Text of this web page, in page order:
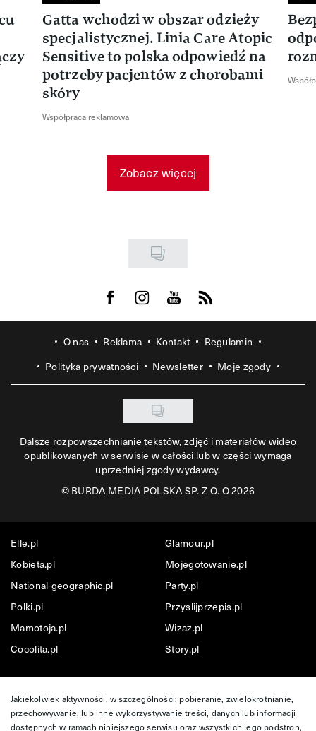
Gatta wchodzi w obszar odzieży
specjalistycznej. Linia Care Atopic
Sensitive to polska odpowiedź na
potrzeby pacjentów z chorobami
skóry
Współpraca reklamowa
Zobacz więcej
Visit us on Facebook
Visit us on Instagram
Visit us on Youtube
Visit us on Rss
O nas Reklama Kontakt
Regulamin
Polityka prywatności
Newsletter Moje zgody
Dalsze rozpowszechnianie tekstów, zdjęć i materiałów wideo
opublikowanych w serwisie w całości lub w części wymaga
uprzedniej zgody wydawcy.
©BURDA MEDIA POLSKA SP. Z O. O 2026
Elle.pl
Glamour.pl
Kobieta.pl
Mojegotowanie.pl
National-geographic.pl
Party.pl
Polki.pl
Przyslijprzepis.pl
Mamotoja.pl
Wizaz.pl
Cocolita.pl
Story.pl
Jakiekolwiek aktywności, w szczególności: pobieranie, zwielokrotnianie,
przechowywanie, lub inne wykorzystywanie treści, danych lub informacji
dostępnych w ramach niniejszego serwisu oraz wszystkich jego podstron,